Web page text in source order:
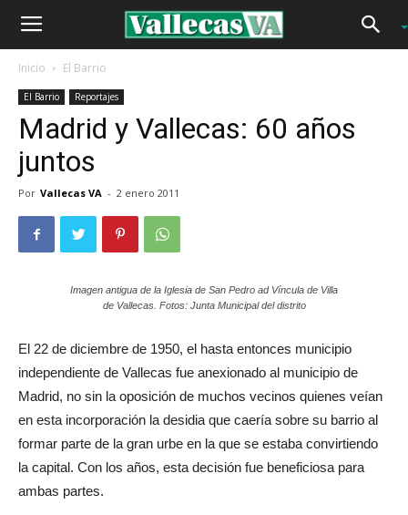
Inicio El Barrio
El Barrio Reportajes
Madrid y Vallecas: 60 años
juntos
Por Vallecas VA - 2 enero 2011
Imagen antigua de la Iglesia de San Pedro ad Víncula de Villa
de Vallecas. Fotos: Junta Municipal del distrito
El 22 de diciembre de 1950, el hasta entonces municipio
independiente de Vallecas fue anexionado al municipio de
Madrid, no sin la oposición de muchos vecinos quienes veían
en esta incorporación la desidia que caería sobre su barrio al
formar parte de la gran urbe en la que se estaba convirtiendo
la capital. Con los años, esta decisión fue beneficiosa para
ambas partes.